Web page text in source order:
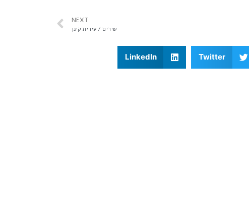
NEXT
שירים / עירית קינן
Twitter
LinkedIn